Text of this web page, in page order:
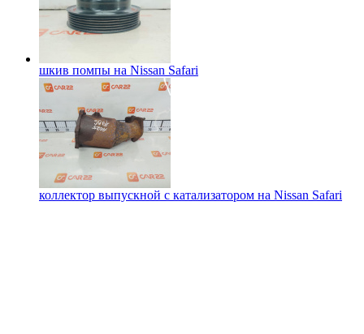
шкив помпы на Nissan Safari
коллектор выпускной с катализатором на Nissan Safari